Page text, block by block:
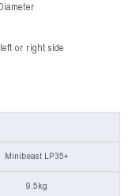
or right side
Minibeast LP35+
9.5kg